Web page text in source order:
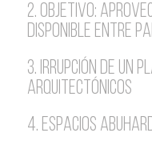
2. OBJETIVO:
DISPONIBLE ENTRE
3. IRRUPCIÓN DE UN
ARQUITECTÓNICOS
4. ESPACIOS